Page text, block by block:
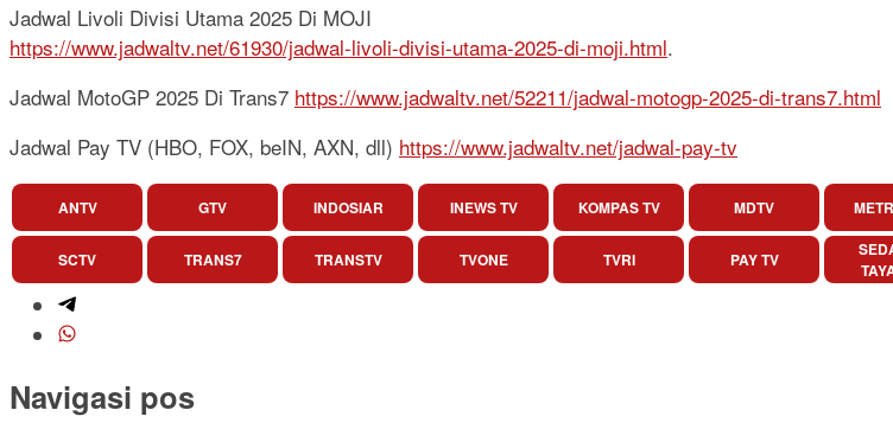
Jadwal Livoli Divisi Utama 2025 Di MOJI
https://www.jadwaltv.net/61930/jadwal-livoli-divisi-utama-2025-di-moji.html.
Jadwal MotoGP 2025 Di Trans7 https://www.jadwaltv.net/52211/jadwal-motogp-2025-di-trans7.html
Jadwal Pay TV (HBO, FOX, beIN, AXN, dll) https://www.jadwaltv.net/jadwal-pay-tv
ANTV GTV INDOSIAR INEWS TV KOMPAS TV MDTV
SCTV TRANS7 TRANSTV TVONE TVRI PAY TV
Navigasi pos